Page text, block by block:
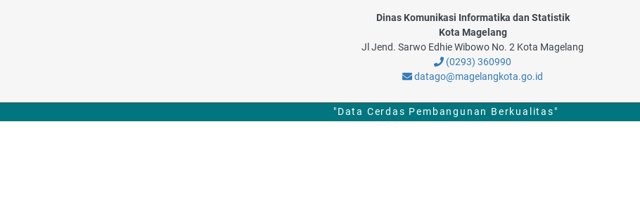
Dinas Komunikasi Informatika dan Statistik
Kota Magelang
Jl Jend. Sarwo Edhie Wibowo No. 2 Kota Magelang
(0293) 360990
datago@magelangkota.go.id
"Data Cerdas Pembangunan Berkualitas"